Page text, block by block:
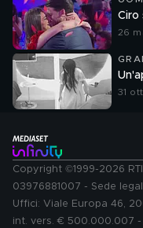
Ciro
26
31
Copyright ©1999-2026
03976881007 - Sede
Uffici: Viale Europa 46,
int. vers. € 500.000.007 -